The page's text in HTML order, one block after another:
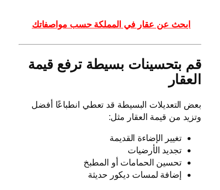
ابحث عن عقار في المملكة حسب مواصفاتك
قم بتحسينات بسيطة ترفع قيمة
العقار
بعض التعديلات البسيطة قد تعطي انطباعًا أفضل
وتزيد من قيمة العقار مثل:
تغيير الإضاءة القديمة
تجديد الأرضيات
تحسين الحمامات أو المطبخ
إضافة لمسات ديكور حديثة